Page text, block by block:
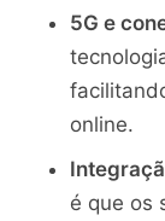
5G e
online.
é que os